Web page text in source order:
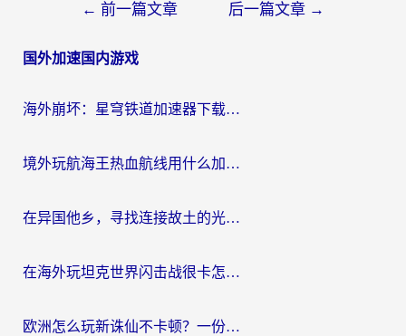
导
← 前一篇文章 后一篇文章 →
国外加速国内游戏
海外崩坏：星穹铁道加速器下载安装：一份给游子的终极网络指南
境外玩航海王热血航线用什么加速器？2026海外玩家实测最优方案（附欧洲问道堡垒前线加速技巧）
在异国他乡，寻找连接故土的光明大陆免费加速器
在海外玩坦克世界闪击战很卡怎么办？老玩家亲测有效的加速器选择指南
欧洲怎么玩新诛仙不卡顿？一份给海外游子的国服游戏畅玩指南